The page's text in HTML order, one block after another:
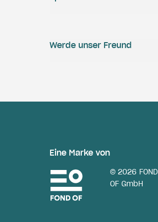
Werde unser Freund
Eine Marke von
© 2026 FOND
OF GmbH